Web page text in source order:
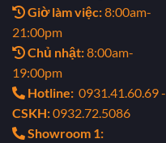
Giờ làm việc:8:00am-
21:00pm
Chủ nhật:8:00am-
19:00pm
Hotline: 0931.41.60.69 -
CSKH:0932.72.5086
Showroom 1: